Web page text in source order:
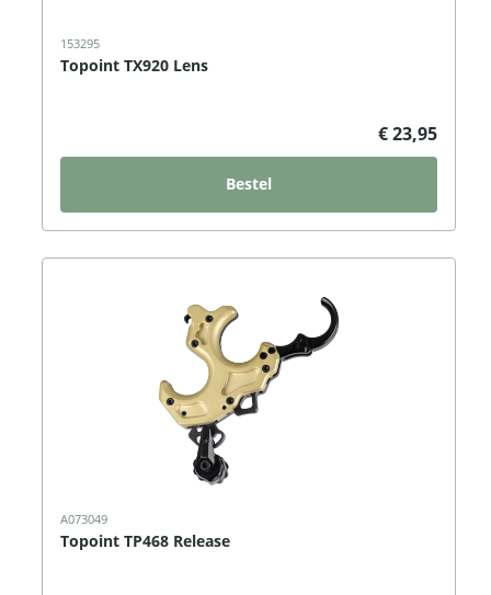
153295
Topoint TX920 Lens
€ 23,95
Bestel
A073049
Topoint TP468 Release